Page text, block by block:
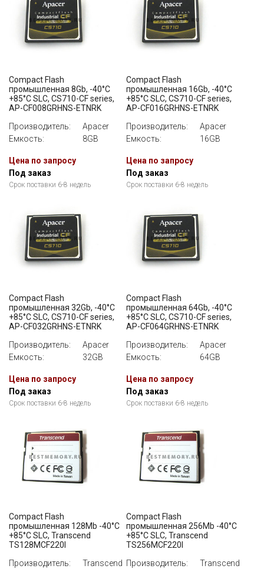
Compact Flash
промышленная 8Gb, -40°C
+85°C SLC, CS710-CF series,
AP-CF008GRHNS-ETNRK
Производитель:
Apacer
Емкость:
8GB
Цена по запросу
Под заказ
Срок поставки 6-8 недель
Compact Flash
промышленная 16Gb, -40°C
+85°C SLC, CS710-CF series,
AP-CF016GRHNS-ETNRK
Производитель:
Apacer
Емкость:
16GB
Цена по запросу
Под заказ
Срок поставки 6-8 недель
Compact Flash
промышленная 32Gb, -40°C
+85°C SLC, CS710-CF series,
AP-CF032GRHNS-ETNRK
Производитель:
Apacer
Емкость:
32GB
Цена по запросу
Под заказ
Срок поставки 6-8 недель
Compact Flash
промышленная 64Gb, -40°C
+85°C SLC, CS710-CF series,
AP-CF064GRHNS-ETNRK
Производитель:
Apacer
Емкость:
64GB
Цена по запросу
Под заказ
Срок поставки 6-8 недель
Compact Flash
промышленная 128Mb -40°C
+85°C SLC, Transcend
TS128MCF220I
Производитель:
Transcend
Compact Flash
промышленная 256Mb -40°C
+85°C SLC, Transcend
TS256MCF220I
Производитель:
Transcend